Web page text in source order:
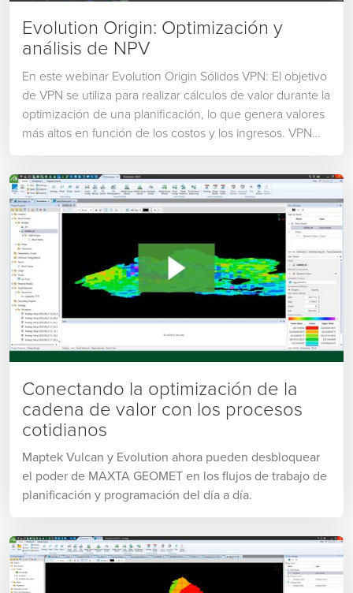
Evolution Origin: Optimización y
análisis de NPV
En este webinar Evolution Origin Sólidos VPN: El objetivo
de VPN se utiliza para realizar cálculos de valor durante la
optimización de una planificación, lo que genera valores
más altos en función de los costos y los ingresos. VPN
configuración. Éstos incluyen: Tasa de descuento, Costo
de minería. Costo de procesamiento, Costo de
rehabilitación, Costo de remanejo y Recuperación.
Conectando la optimización de la
cadena de valor con los procesos
cotidianos
Maptek Vulcan y Evolution ahora pueden desbloquear
el poder de MAXTA GEOMET en los flujos de trabajo de
planificación y programación del día a día.